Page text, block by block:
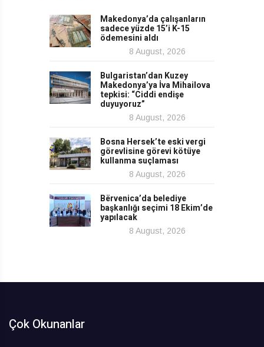
Makedonya’da çalışanların
sadece yüzde 15’i K-15
ödemesini aldı
8 August, 2026
Bulgaristan’dan Kuzey
Makedonya’ya İva Mihailova
tepkisi: “Ciddi endişe
duyuyoruz”
8 August, 2026
Bosna Hersek’te eski vergi
görevlisine görevi kötüye
kullanma suçlaması
8 August, 2026
Bërvenica’da belediye
başkanlığı seçimi 18 Ekim’de
yapılacak
8 August, 2026
Çok Okunanlar